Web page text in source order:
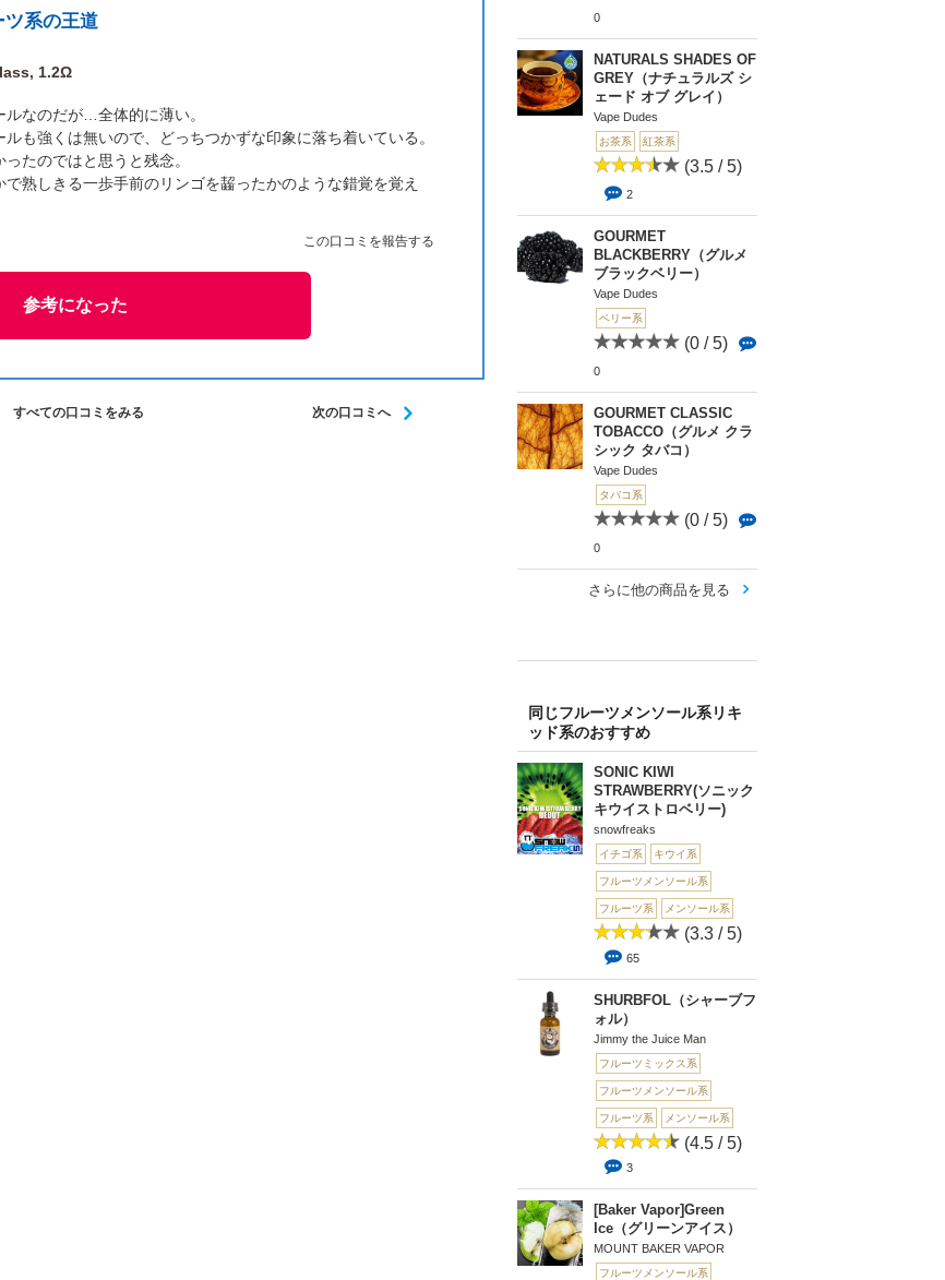
0
NATURALS SHADES OF
GREY（ナチュラルズ シ
ェード オブ グレイ）
Vape Dudes
お茶系 紅茶系
(3.5 / 5)
2
GOURMET
BLACKBERRY（グルメ
ブラックベリー）
Vape Dudes
ベリー系
(0 / 5)
0
GOURMET CLASSIC
TOBACCO（グルメ クラ
シック タバコ）
Vape Dudes
タバコ系
(0 / 5)
0
さらに他の商品を見る
同じフルーツメンソール系リキ
ッド系のおすすめ
SONIC KIWI
STRAWBERRY(ソニック
キウイストロベリー)
snowfreaks
イチゴ系 キウイ系
フルーツメンソール系
フルーツ系 メンソール系
(3.3 / 5)
65
SHURBFOL（シャーブフ
ォル）
Jimmy the Juice Man
フルーツミックス系
フルーツメンソール系
フルーツ系 メンソール系
(4.5 / 5)
3
[Baker Vapor]Green
Ice（グリーンアイス）
MOUNT BAKER VAPOR
フルーツメンソール系
系の王道
1.2Ω
なのだが…全体的に薄い。
も強くは無いので、どっちつかずな印象に落ち着いている。
たのではと思うと残念。
熟しきる一歩手前のリンゴを齧ったかのような錯覚を覚え
この口コミを報告する
参考になった
すべての口コミをみる 次の口コミへ